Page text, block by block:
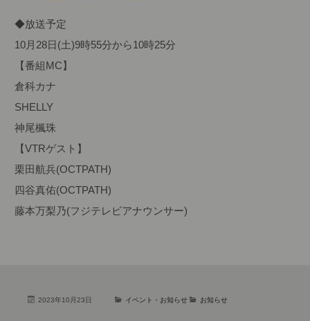
◆放送予定
10月28日(土)9時55分から10時25分
【番組MC】
倉科カナ
SHELLY
神尾楓珠
【VTRゲスト】
栗田航兵(OCTPATH)
四谷真佑(OCTPATH)
藤本万梨乃(フジテレビアナウンサー)
2023年10月23日 イベント・お知らせ お知らせ